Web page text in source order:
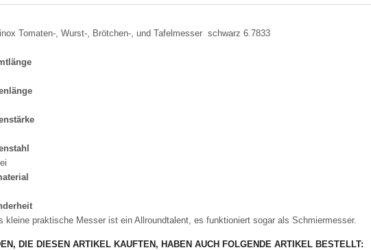
Tomaten-, Wurst-, Brötchen-, und Tafelmesser schwarz 6.7833
kleine praktische Messer ist ein Allroundtalent, es funktioniert sogar als Schmiermesser.
DIE DIESEN ARTIKEL KAUFTEN, HABEN AUCH FOLGENDE ARTIKEL BESTELLT: